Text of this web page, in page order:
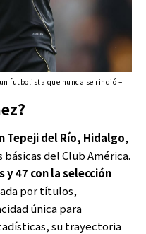
futbolista que nunca se rindió –
Tepeji del Río, Hidalgo,
del Club América.
y 47 con la selección
por títulos,
única para
su trayectoria